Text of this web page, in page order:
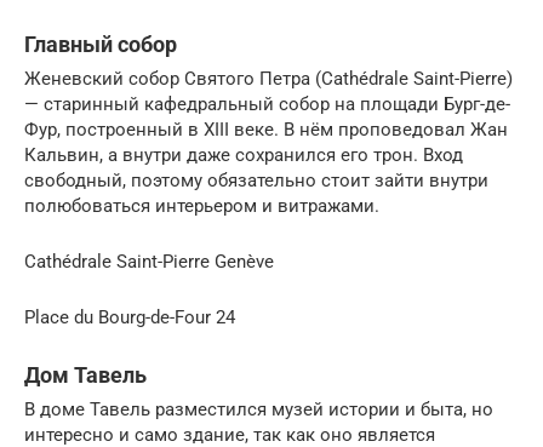
Главный собор
Женевский собор Святого Петра (Cathédrale Saint-Pierre)
— старинный кафедральный собор на площади Бург-де-
Фур, построенный в XIII веке. В нём проповедовал Жан
Кальвин, а внутри даже сохранился его трон. Вход
свободный, поэтому обязательно стоит зайти внутри
полюбоваться интерьером и витражами.
Cathédrale Saint-Pierre Genève
Place du Bourg-de-Four 24
Дом Тавель
В доме Тавель разместился музей истории и быта, но
интересно и само здание, так как оно является